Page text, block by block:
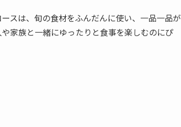
スは、旬の食材をふんだんに使い、一品一品が
家族と一緒にゆったりと食事を楽しむのにぴ